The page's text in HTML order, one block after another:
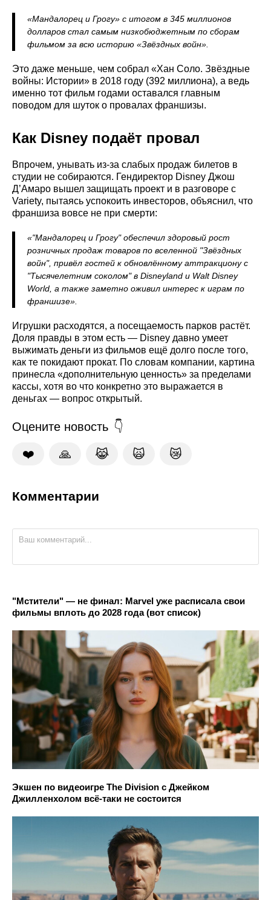
«Мандалорец и Грогу» с итогом в 345 миллионов
долларов стал самым низкобюджетным по сборам
фильмом за всю историю «Звёздных войн».
Это даже меньше, чем собрал «Хан Соло. Звёздные
войны: Истории» в 2018 году (392 миллиона), а ведь
именно тот фильм годами оставался главным
поводом для шуток о провалах франшизы.
Как Disney подаёт провал
Впрочем, унывать из-за слабых продаж билетов в
студии не собираются. Гендиректор Disney Джош
Д’Амаро вышел защищать проект и в разговоре с
Variety, пытаясь успокоить инвесторов, объяснил, что
франшиза вовсе не при смерти:
«"Мандалорец и Грогу" обеспечил здоровый рост
розничных продаж товаров по вселенной "Звёздных
войн", привёл гостей к обновлённому аттракциону с
"Тысячелетним соколом" в Disneyland и Walt Disney
World, а также заметно оживил интерес к играм по
франшизе».
Игрушки расходятся, а посещаемость парков растёт.
Доля правды в этом есть — Disney давно умеет
выжимать деньги из фильмов ещё долго после того,
как те покидают прокат. По словам компании, картина
принесла «дополнительную ценность» за пределами
кассы, хотя во что конкретно это выражается в
деньгах — вопрос открытый.
Оцените новость
❤️ 🙏 😹 🙀 😿
Комментарии
"Мстители" — не финал: Marvel уже расписала свои
фильмы вплоть до 2028 года (вот список)
Экшен по видеоигре The Division с Джейком
Джилленхолом всё-таки не состоится